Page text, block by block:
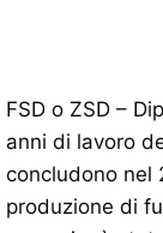
FSD o ZSD –
anni di lavoro
concludono nel
produzione di